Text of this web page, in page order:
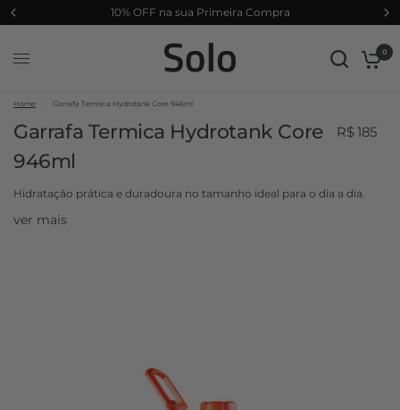
10% OFF na sua Primeira Compra
0
Home Garrafa Termica Hydrotank Core 946ml
Garrafa Termica Hydrotank Core
946ml
R$ 185
Hidratação prática e duradoura no tamanho ideal para o dia a dia.
ver mais